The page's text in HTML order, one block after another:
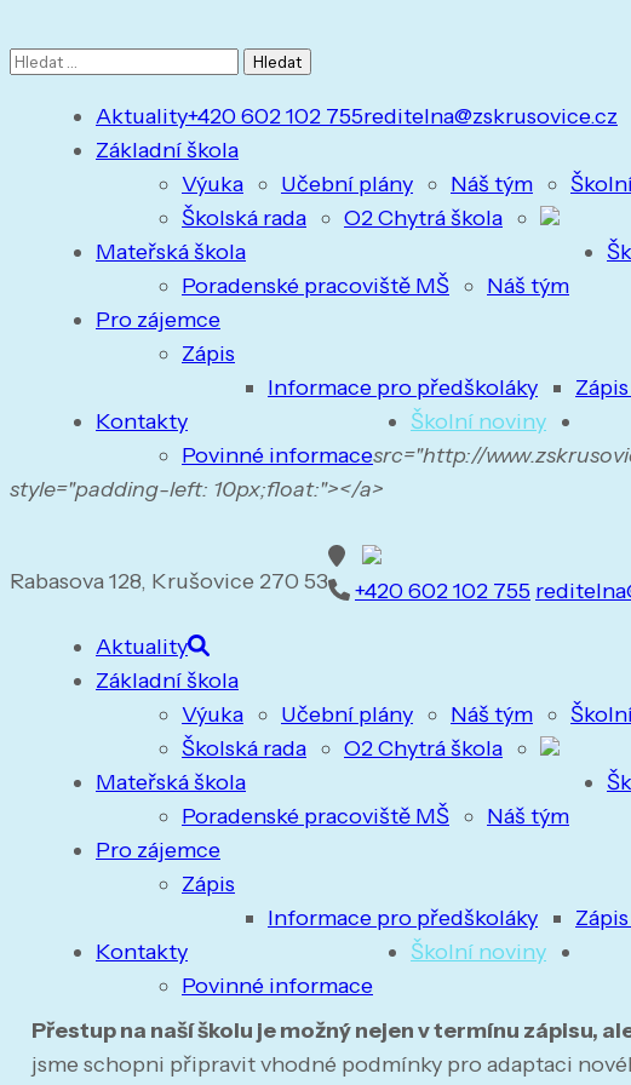
Vyhledávání
Aktuality
Základní škola
Výuka
Učební plány Náš tým
Školská rada
O2 Chytrá škola
Mateřská škola
Poradenské pracoviště MŠ
Náš tým
Pro zájemce
Zápis
Informace pro předškoláky
Kontakty
Povinné informace
Školní noviny
+420 602 102 755reditelna@zskrusovice.cz
src="http://
style="padding-left: 10px;float:"></a>
Rabasova 128, Krušovice 270 53 +420 602 102 755
Aktuality
Základní škola
Výuka
Učební plány Náš tým
Školská rada
O2 Chytrá škola
Mateřská škola
Poradenské pracoviště MŠ
Náš tým
Pro zájemce
Zápis
Informace pro předškoláky
Kontakty
Povinné informace
Školní noviny
Přestup na naší školu je možný nejen v termínu zápisu,
jsme schopni připravit vhodné podmínky pro adaptaci